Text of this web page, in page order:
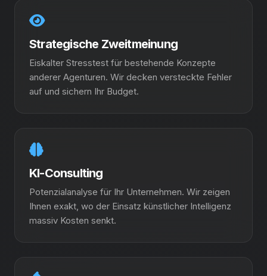
Strategische Zweitmeinung
Eiskalter Stresstest für bestehende Konzepte
anderer Agenturen. Wir decken versteckte Fehler
auf und sichern Ihr Budget.
KI-Consulting
Potenzialanalyse für Ihr Unternehmen. Wir zeigen
Ihnen exakt, wo der Einsatz künstlicher Intelligenz
massiv Kosten senkt.